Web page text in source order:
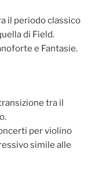
il periodo classico
di Field.
e Fantasie.
tra il
per violino
simile alle